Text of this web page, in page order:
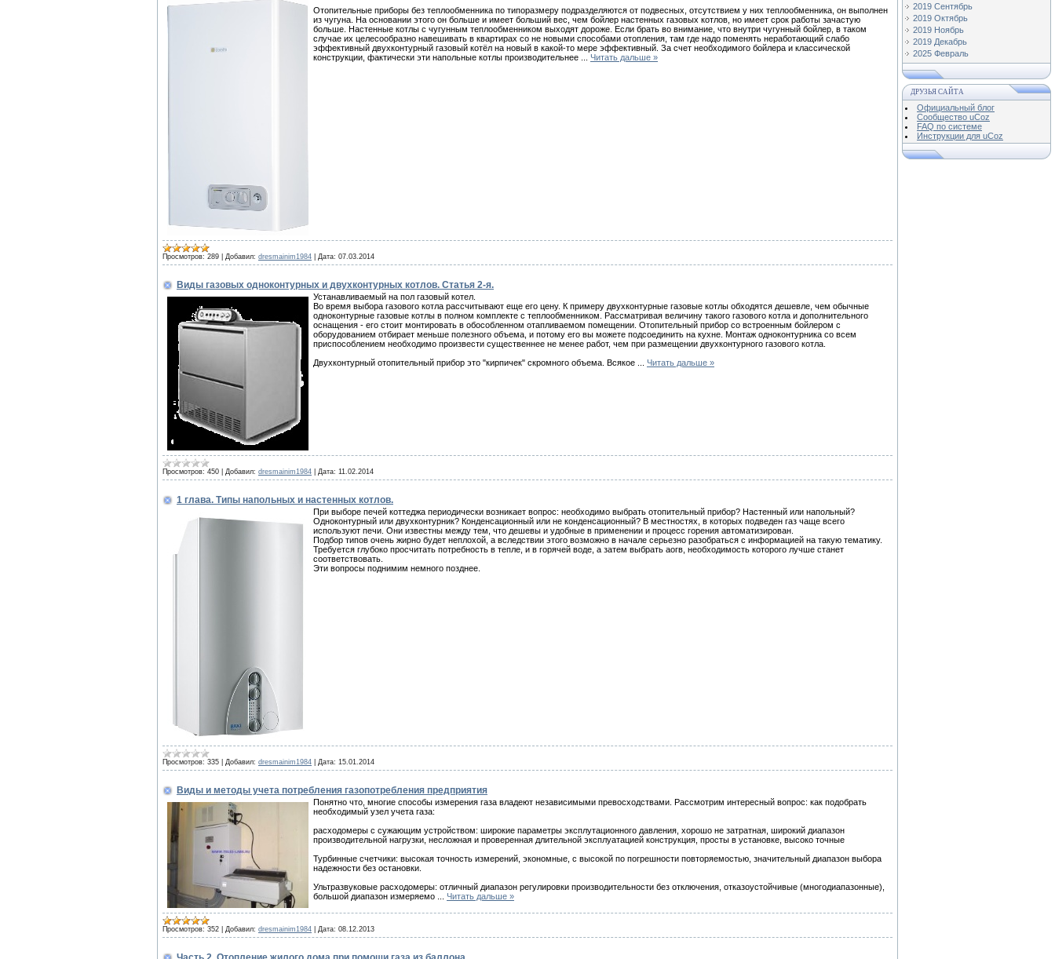
Отопительные приборы без теплообменника по типоразмеру подразделяются от подвесных, отсутствием у них теплообменника, он выполнен
из чугуна. На основании этого он больше и имеет больший вес, чем бойлер настенных газовых котлов, но имеет срок работы зачастую
больше. Настенные котлы с чугунным теплообменником выходят дороже. Если брать во внимание, что внутри чугунный бойлер, в таком
случае их целесообразно навешивать в квартирах со не новыми способами отопления, там где надо поменять неработающий слабо
эффективный двухконтурный газовый котёл на новый в какой-то мере эффективный. За счет необходимого бойлера и классической
конструкции, фактически эти напольные котлы производительнее
Читать дальше »
Просмотров: 289 Добавил: dresmainim1984 Дата: 07.03.2014
Виды газовых одноконтурных и двухконтурных котлов. Статья 2-я.
Устанавливаемый на пол газовый котел.
Во время выбора газового котла рассчитывают еще его цену. К примеру двухконтурные газовые котлы обходятся дешевле, чем обычные
одноконтурные газовые котлы в полном комплекте с теплообменником. Рассматривая величину такого газового котла и дополнительного
оснащения - его стоит монтировать в обособленном отапливаемом помещении. Отопительный прибор со встроенным бойлером с
оборудованием отбирает меньше полезного объема, и потому его вы можете подсоединить на кухне. Монтаж одноконтурника со всем
приспособлением необходимо произвести существеннее не менее работ, чем при размещении двухконтурного газового котла.
Двухконтурный отопительный прибор это "кирпичек" скромного объема. Всякое
Читать дальше »
Просмотров: 450 Добавил: dresmainim1984 Дата: 11.02.2014
1 глава. Типы напольных и настенных котлов.
При выборе печей коттеджа периодически возникает вопрос: необходимо выбрать отопительный прибор? Настенный или напольный?
Одноконтурный или двухконтурник? Конденсационный или не конденсационный? В местностях, в которых подведен газ чаще всего
используют печи. Они известны между тем, что дешевы и удобные в применении и процесс горения автоматизирован.
Подбор типов очень жирно будет неплохой, а вследствии этого возможно в начале серьезно разобраться с информацией на такую тематику.
Требуется глубоко просчитать потребность в тепле, и в горячей воде, а затем выбрать аогв, необходимость которого лучше станет
соответствовать.
Эти вопросы поднимим немного позднее.
Просмотров: 335 Добавил: dresmainim1984 Дата: 15.01.2014
Виды и методы учета потребления газопотребления предприятия
Понятно что, многие способы измерения газа владеют независимыми превосходствами. Рассмотрим интересный вопрос: как подобрать
необходимый узел учета газа:
расходомеры с сужающим устройством: широкие параметры эксплутационного давления, хорошо не затратная, широкий диапазон
производительной нагрузки, несложная и проверенная длительной эксплуатацией конструкция, просты в установке, высоко точные
Турбинные счетчики: высокая точность измерений, экономные, с высокой по погрешности повторяемостью, значительный диапазон выбора
надежности без остановки.
Ультразвуковые расходомеры: отличный диапазон регулировки производительности без отключения, отказоустойчивые (многодиапазонные),
большой диапазон измеряемо
Читать дальше »
Просмотров: 352 Добавил: dresmainim1984 Дата: 08.12.2013
2019 Сентябрь
2019 Октябрь
2019 Ноябрь
2019 Декабрь
2025 Февраль
ДРУЗЬЯ САЙТА
Официальный блог
Сообщество uCoz
FAQ по системе
Инструкции для uCoz